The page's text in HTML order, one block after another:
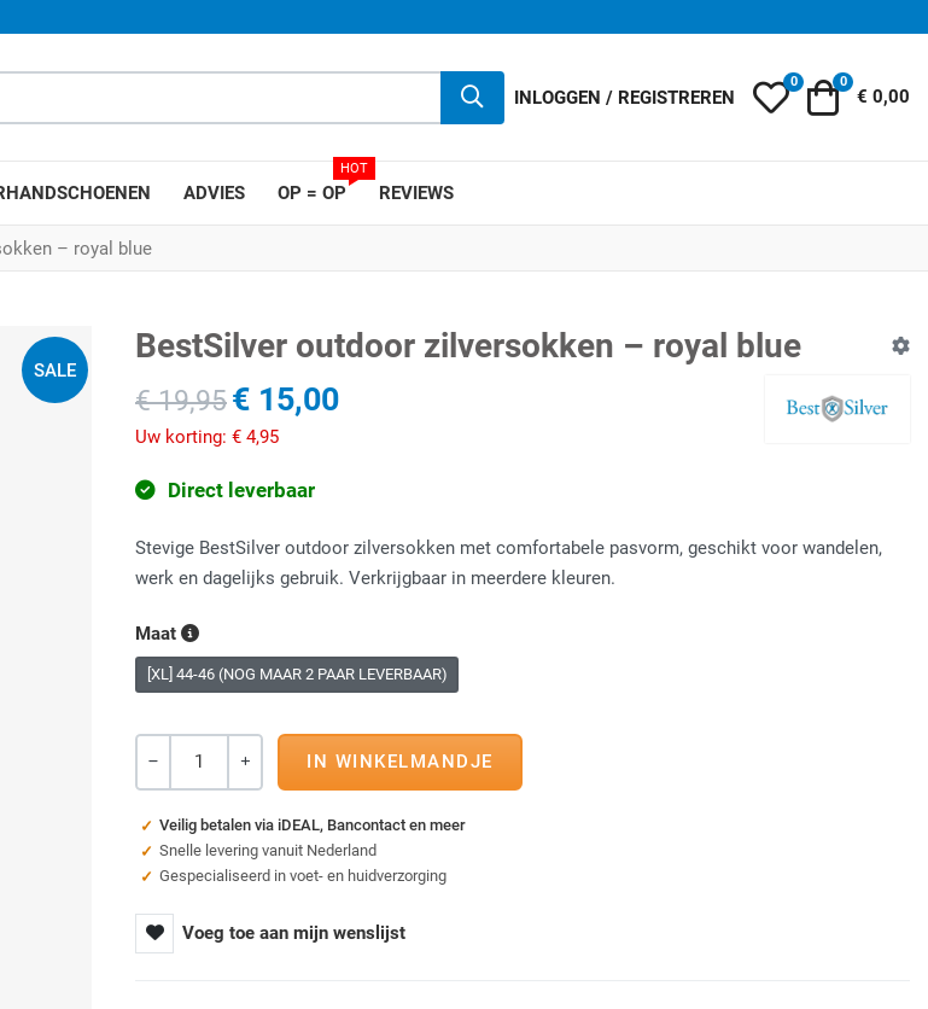
INLOGGEN / REGISTREREN Mijn wensenlijst
0 0
€ 0,00
ADVIES OP = OP
HOT
REVIEWS
– royal blue
SALE
BestSilver outdoor zilversokken – royal blue
€ 19,95€ 15,00
Uw korting: € 4,95
Direct leverbaar
Stevige BestSilver outdoor zilversokken met comfortabele pasvorm, geschikt voor wandelen,
werk en dagelijks gebruik. Verkrijgbaar in meerdere kleuren.
Maat
[XL] 44-46 (NOG MAAR 2 PAAR LEVERBAAR)
Veilig betalen via iDEAL, Bancontact en meer
Snelle levering vanuit Nederland
Gespecialiseerd in voet- en huidverzorging
Voeg toe aan mijn wenslijst